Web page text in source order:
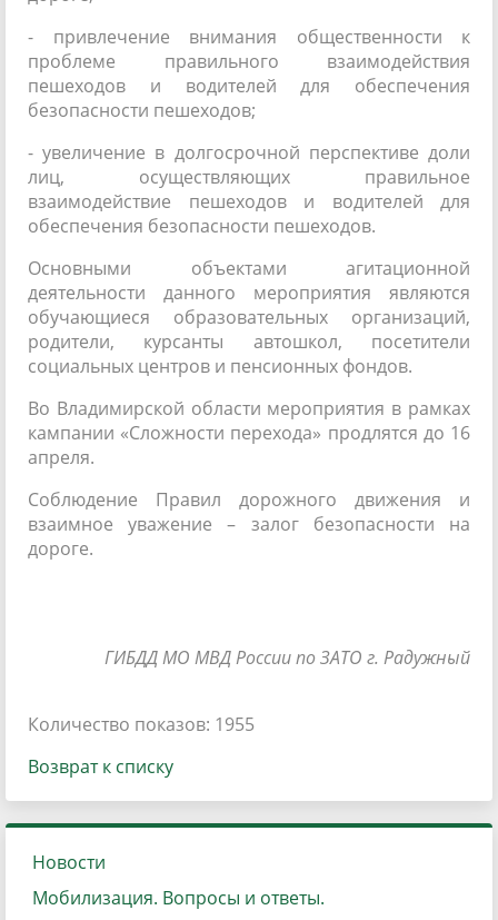
- привлечение внимания общественности к
проблеме правильного взаимодействия
пешеходов и водителей для обеспечения
безопасности пешеходов;
- увеличение в долгосрочной перспективе доли
лиц, осуществляющих правильное
взаимодействие пешеходов и водителей для
обеспечения безопасности пешеходов.
Основными объектами агитационной
деятельности данного мероприятия являются
обучающиеся образовательных организаций,
родители, курсанты автошкол, посетители
социальных центров и пенсионных фондов.
Во Владимирской области мероприятия в рамках
кампании «Сложности перехода» продлятся до 16
апреля.
Соблюдение Правил дорожного движения и
взаимное уважение – залог безопасности на
дороге.
ГИБДД МО МВД Россиипо ЗАТО г. Радужный
Количество показов: 1955
Возврат к списку
Новости
Мобилизация. Вопросы и ответы.